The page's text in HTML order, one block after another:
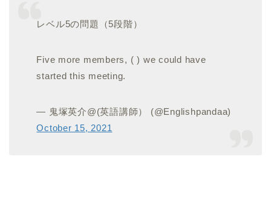
レベル5の問題（5段階）
Five more members, ( ) we could have
started this meeting.
— 鬼塚英介@(英語講師） (@Englishpandaa)
October 15, 2021